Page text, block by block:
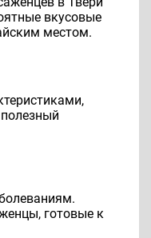
вкусовые
местом.
готовые к